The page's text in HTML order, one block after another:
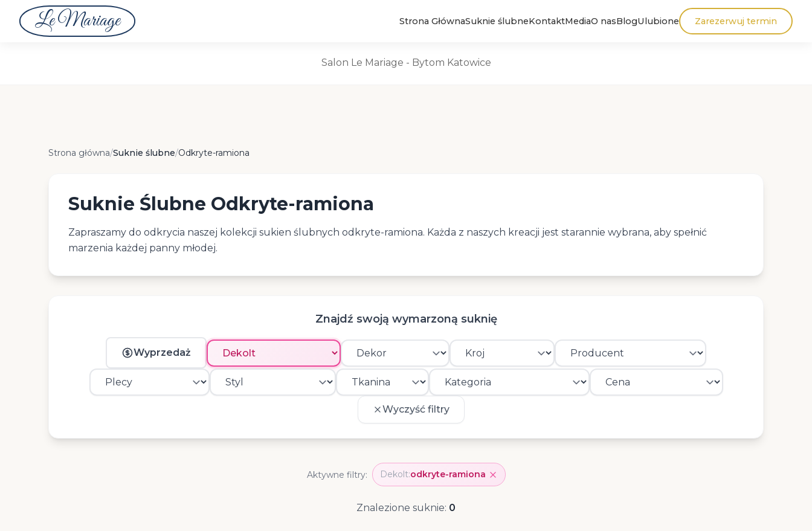
Le Mariage Strona GłównaSuknie ślubneKontaktMediaO nasBlogUlubione Zarezerwuj termin
Suknie Ślubne
Salon Le Mariage - Bytom Katowice
Suknie Ślubne Odkryte-ramiona
Strona główna/Suknie ślubne/Odkryte-ramiona
Suknie Ślubne Odkryte-ramiona
Zapraszamy do odkrycia naszej kolekcji sukien ślubnych odkryte-ramiona. Każda z naszych kreacji jest starannie wybrana, aby spełnić
marzenia każdej panny młodej.
Znajdź swoją wymarzoną suknię
Wyprzedaż
Wyczyść filtry
Aktywne filtry: Dekolt:odkryte-ramiona
Znalezione suknie: 0